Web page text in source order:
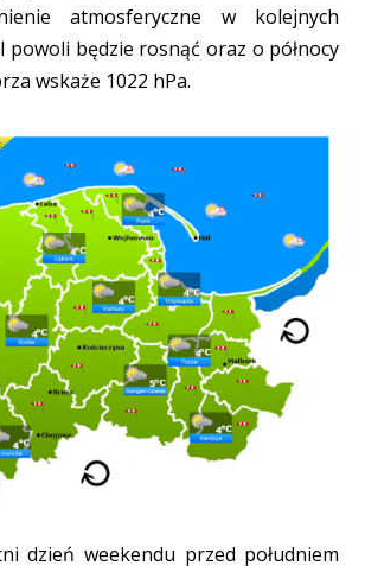
atmosferyczne w kolejnych
powoli będzie rosnąć oraz o północy
wskaże 1022 hPa.
dzień weekendu przed południem